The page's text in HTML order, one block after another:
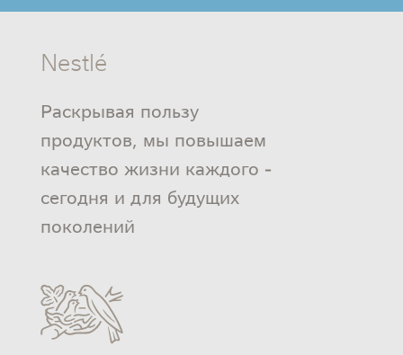
Nestlé
Раскрывая пользу
продуктов, мы повышаем
качество жизни каждого -
сегодня и для будущих
поколений